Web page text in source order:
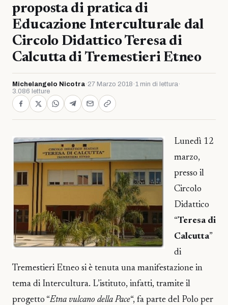
proposta di pratica di
Educazione Interculturale dal
Circolo Didattico Teresa di
Calcutta di Tremestieri Etneo
Michelangelo Nicotra· 27 Marzo 2018 ·1 min di lettura·
3.086 letture
Lunedì 12
marzo,
presso il
Circolo
Didattico
“Teresa di
Calcutta”
di
Tremestieri Etneo si è tenuta una manifestazione in
tema di Intercultura. L’istituto, infatti, tramite il
progetto “Etna vulcano della Pace“, fa parte del Polo per